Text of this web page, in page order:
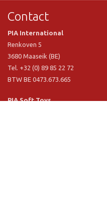
Contact
PIA International
Renkoven 5
3680 Maaseik (BE)
Tel. +32 (0) 89 85 22 72
BTW BE 0473.673.665
PIA Soft Toys